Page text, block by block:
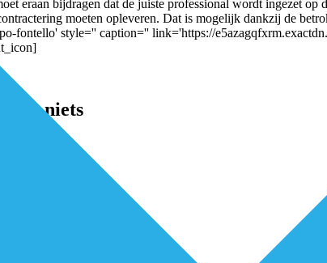
eraan bijdragen dat de juiste professional wordt ingezet
moeten opleveren. Dat is mogelijk dankzij de
fontello' style='' caption='' link='https://
mis niets